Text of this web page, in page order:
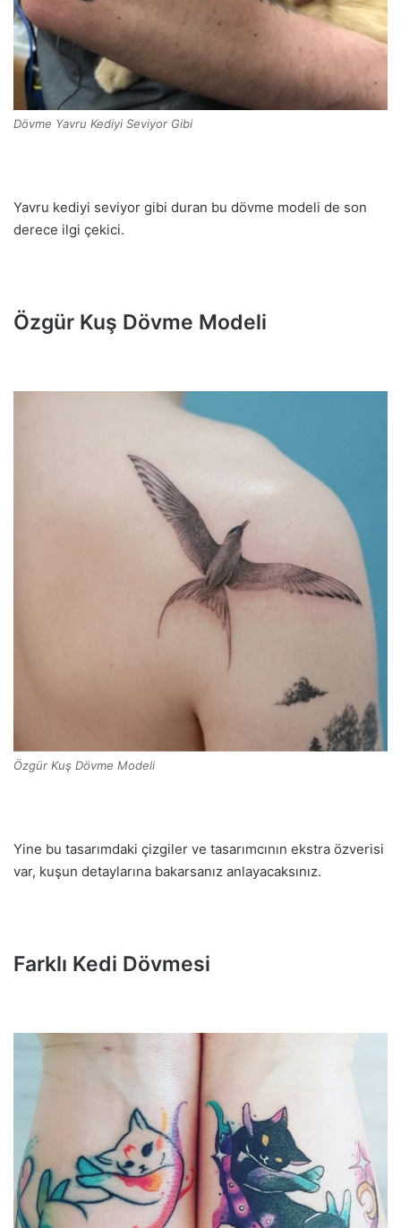
Dövme Yavru Kediyi Seviyor Gibi
Yavru kediyi seviyor gibi duran bu dövme modeli de son
derece ilgi çekici.
Özgür Kuş Dövme Modeli
Özgür Kuş Dövme Modeli
Yine bu tasarımdaki çizgiler ve tasarımcının ekstra özverisi
var, kuşun detaylarına bakarsanız anlayacaksınız.
Farklı Kedi Dövmesi